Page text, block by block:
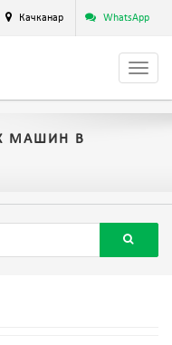
Качканар WhatsApp
МАШИН В